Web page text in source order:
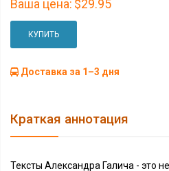
Ваша цена: $29.95
КУПИТЬ
Доставка за 1–3 дня
Краткая аннотация
Тексты Александра Галича - это